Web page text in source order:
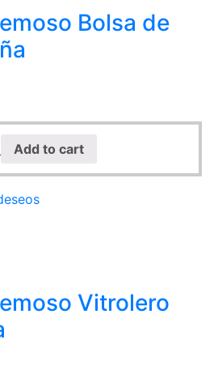
Bolsa de
Add to cart
Vitrolero